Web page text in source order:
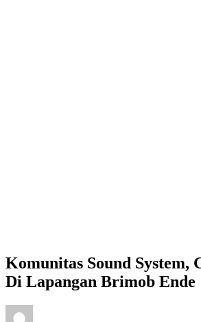
Komunitas Sound System,
Di Lapangan Brimob Ende